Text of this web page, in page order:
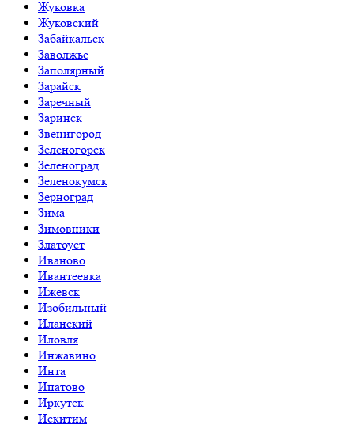
Жуковка
Жуковский
Забайкальск
Заволжье
Заполярный
Зарайск
Заречный
Заринск
Звенигород
Зеленогорск
Зеленоград
Зеленокумск
Зерноград
Зима
Зимовники
Златоуст
Иваново
Ивантеевка
Ижевск
Изобильный
Иланский
Иловля
Инжавино
Инта
Ипатово
Иркутск
Искитим